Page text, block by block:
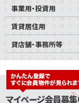
事業用・投資用
賃貸居住用
貸店舗・事務所等